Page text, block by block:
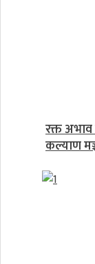
रक्त अभाव
कल्याण